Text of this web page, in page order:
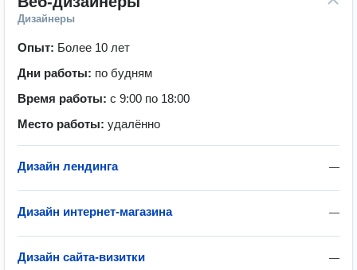
Дизайнеры
Опыт: Более 10 лет
Дни работы: по будням
Время работы: с 9:00 по 18:00
Место работы: удалённо
—
Дизайн лендинга
—
Дизайн интернет-магазина
—
Дизайн сайта-визитки